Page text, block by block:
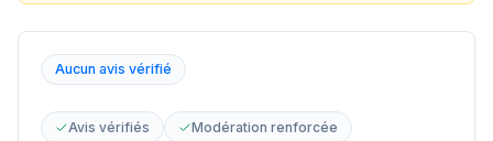
Aucun avis vérifié
Avis vérifiés
Modération renforcée